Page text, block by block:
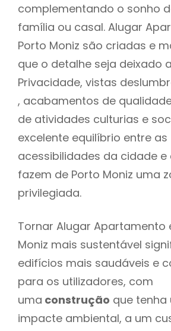
complementando o sonho
família ou casal. Alugar
Porto Moniz são criadas e
que o detalhe seja deixado
Privacidade, vistas
, acabamentos de
de atividades culturias e
excelente equilíbrio entre as
acessibilidades da cidade e
fazem de Porto Moniz uma
privilegiada.
Tornar Alugar Apartamento
Moniz mais sustentável
edifícios mais saudáveis e
para os utilizadores, com
uma construção que tenha
impacte ambiental, a um